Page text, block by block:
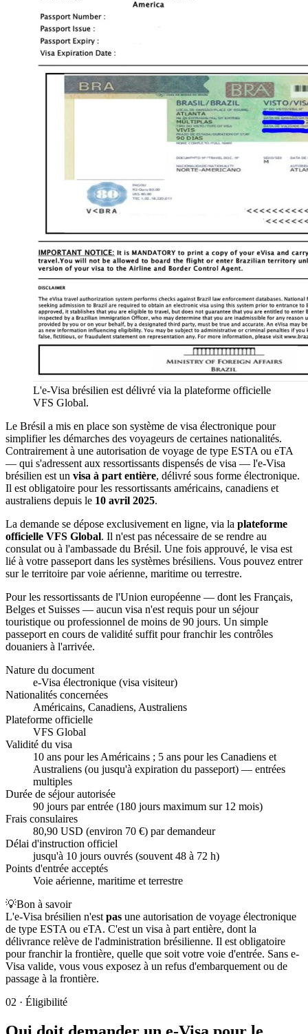
L'e-Visa brésilien est délivré via la plateforme officielle
VFS Global.
Le Brésil a mis en place son système de visa électronique pour
simplifier les démarches des voyageurs de certaines nationalités.
Contrairement à une autorisation de voyage de type ESTA ou eTA
— qui s'adressent aux ressortissants dispensés de visa — l'e-Visa
brésilien est un visa à part entière, délivré sous forme électronique.
Il est obligatoire pour les ressortissants américains, canadiens et
australiens depuis le 10 avril 2025.
La demande se dépose exclusivement en ligne, via la plateforme
officielle VFS Global. Il n'est pas nécessaire de se rendre au
consulat ou à l'ambassade du Brésil. Une fois approuvé, le visa est
lié à votre passeport dans les systèmes brésiliens. Vous pouvez entrer
sur le territoire par voie aérienne, maritime ou terrestre.
Pour les ressortissants de l'Union européenne — dont les Français,
Belges et Suisses — aucun visa n'est requis pour un séjour
touristique ou professionnel de moins de 90 jours. Un simple
passeport en cours de validité suffit pour franchir les contrôles
douaniers à l'arrivée.
Nature du document
e-Visa électronique (visa visiteur)
Nationalités concernées
Américains, Canadiens, Australiens
Plateforme officielle
VFS Global
Validité du visa
10 ans pour les Américains ; 5 ans pour les Canadiens et
Australiens (ou jusqu'à expiration du passeport) — entrées
multiples
Durée de séjour autorisée
90 jours par entrée (180 jours maximum sur 12 mois)
Frais consulaires
80,90 USD (environ 70 €) par demandeur
Délai d'instruction officiel
jusqu'à 10 jours ouvrés (souvent 48 à 72 h)
Points d'entrée acceptés
Voie aérienne, maritime et terrestre
💡Bon à savoir
L'e-Visa brésilien n'est pas une autorisation de voyage électronique
de type ESTA ou eTA. C'est un visa à part entière, dont la
délivrance relève de l'administration brésilienne. Il est obligatoire
pour franchir la frontière, quelle que soit votre voie d'entrée. Sans e-
Visa valide, vous vous exposez à un refus d'embarquement ou de
passage à la frontière.
02 · Éligibilité